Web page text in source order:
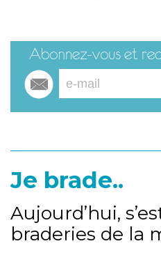
Je brade..
Aujourd’hui,
braderies de la